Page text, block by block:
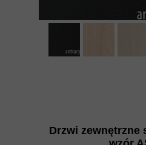
Drzwi zewnętrzne